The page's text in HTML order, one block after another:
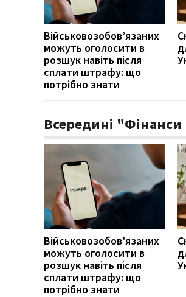
Військовозобов’язаних
можуть оголосити в
розшук навіть після
сплати штрафу: що
потрібно знати
Всередині
Військовозобов’язаних
можуть оголосити в
розшук навіть після
сплати штрафу: що
потрібно знати